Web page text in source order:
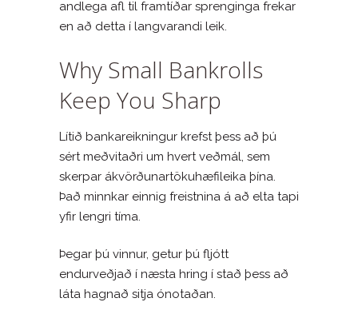
andlega afl til framtíðar sprenginga frekar
en að detta í langvarandi leik.
Why Small Bankrolls
Keep You Sharp
Lítið bankareikningur krefst þess að þú
sért meðvitaðri um hvert veðmál, sem
skerpar ákvörðunartökuhæfileika þína.
Það minnkar einnig freistnina á að elta tapi
yfir lengri tíma.
Þegar þú vinnur, getur þú fljótt
endurveðjað í næsta hring í stað þess að
láta hagnað sitja ónotaðan.